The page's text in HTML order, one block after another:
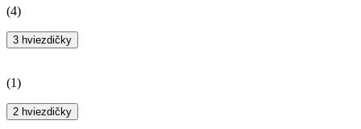
(4)
3 hviezdičky
(1)
2 hviezdičky